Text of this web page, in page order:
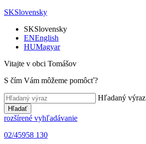
SKSlovensky
SKSlovensky
ENEnglish
HUMagyar
Vitajte v obci Tomášov
S čím Vám môžeme pomôcť?
Hľadaný výraz
Hľadať
rozšírené vyhľadávanie
02/45958 130